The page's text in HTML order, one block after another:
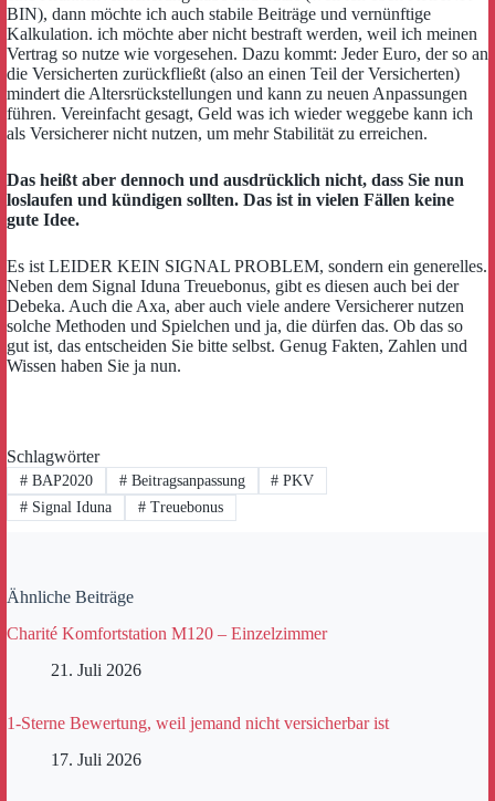
BIN), dann möchte ich auch stabile Beiträge und vernünftige
Kalkulation. ich möchte aber nicht bestraft werden, weil ich meinen
Vertrag so nutze wie vorgesehen. Dazu kommt: Jeder Euro, der so an
die Versicherten zurückfließt (also an einen Teil der Versicherten)
mindert die Altersrückstellungen und kann zu neuen Anpassungen
führen. Vereinfacht gesagt, Geld was ich wieder weggebe kann ich
als Versicherer nicht nutzen, um mehr Stabilität zu erreichen.
Das heißt aber dennoch und ausdrücklich nicht, dass Sie nun
loslaufen und kündigen sollten. Das ist in vielen Fällen keine
gute Idee.
Es ist LEIDER KEIN SIGNAL PROBLEM, sondern ein generelles.
Neben dem Signal Iduna Treuebonus, gibt es diesen auch bei der
Debeka. Auch die Axa, aber auch viele andere Versicherer nutzen
solche Methoden und Spielchen und ja, die dürfen das. Ob das so
gut ist, das entscheiden Sie bitte selbst. Genug Fakten, Zahlen und
Wissen haben Sie ja nun.
Schlagwörter
#BAP2020 #Beitragsanpassung # PKV
#Signal Iduna #Treuebonus
Ähnliche Beiträge
Charité Komfortstation M120 – Einzelzimmer
21. Juli 2026
1-Sterne Bewertung, weil jemand nicht versicherbar ist
17. Juli 2026